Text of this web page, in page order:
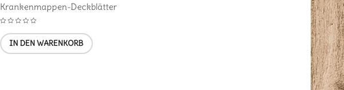
Krankenmappen-Deckblätter
IN DEN WARENKORB
Korrekturbüro:
IN DEN WARENKORB